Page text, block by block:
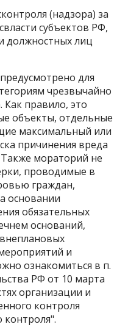
(надзора) за
субъектов РФ,
должностных лиц
для
чрезвычайно
Как правило, это
объекты, отдельные
максимальный или
причинения вреда
мораторий не
проводимые в
граждан,
основании
обязательных
оснований,
и
ознакомиться в п.
РФ от 10 марта
организации и
контроля
контроля".